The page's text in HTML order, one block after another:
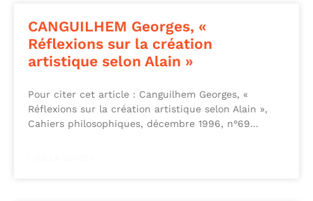
CANGUILHEM Georges, «
Réflexions sur la création
artistique selon Alain »
Pour citer cet article : Canguilhem Georges, «
Réflexions sur la création artistique selon Alain »,
Cahiers philosophiques, décembre 1996, n°69